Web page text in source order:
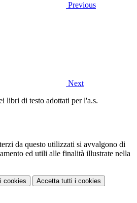
Previous
Next
libri di testo adottati per l'a.s.
da questo utilizzati si avvalgono di
ed utili alle finalità illustrate nella
i cookies Accetta tutti i cookies